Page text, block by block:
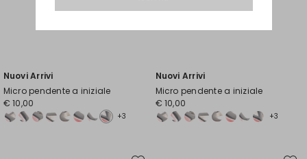
Nuovi Arrivi
Micro pendente a iniziale
€ 10,00
+3
Nuovi Arrivi
Micro pendente a iniziale
€ 10,00
+3